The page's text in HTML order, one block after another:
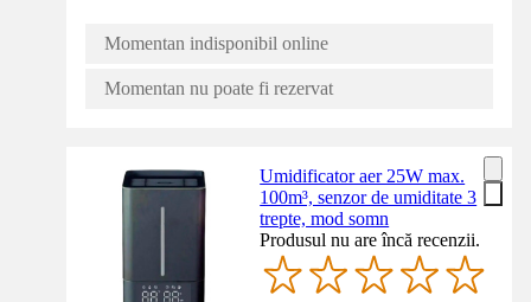
Momentan indisponibil online
Momentan nu poate fi rezervat
Umidificator aer 25W max.
100m³, senzor de umiditate 3
trepte, mod somn
Produsul nu are încă recenzii.